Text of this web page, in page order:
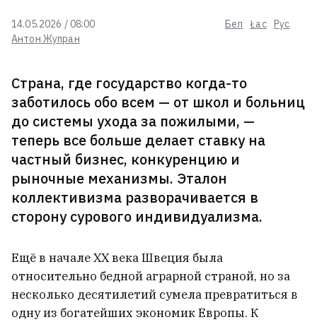
Антон Жупран
14.05.2026 / 08:00 Бел Łac Рус
Страна, где государство когда-то
заботилось обо всем — от школ и больниц
до системы ухода за пожилыми, —
теперь все больше делает ставку на
частный бизнес, конкуренцию и
рыночные механизмы. Эталон
коллективизма разворачивается в
сторону сурового индивидуализма.
Ещё в начале XX века Швеция была
относительно бедной аграрной страной, но за
несколько десятилетий сумела превратиться в
одну из богатейших экономик Европы. К
элитное жилье
На «Гродно Азоте» произошел
внеплановый выброс аммиака
Статкевич: Если снова начнутся
будут такими мирными, как в
2020‑м. А ЕС правильно перестал
верить сказкам Лукашенко
52